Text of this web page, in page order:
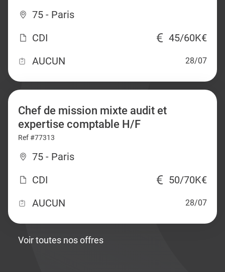
75 - Paris
CDI
45/60K€
AUCUN
28/07
Chef de mission mixte audit et
expertise comptable H/F
Ref #77313
75 - Paris
CDI
50/70K€
AUCUN
28/07
Voir toutes nos offres